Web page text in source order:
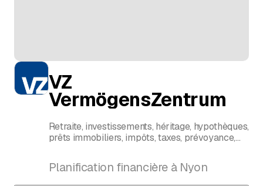
VZ
VermögensZentrum
Retraite, investissements, héritage, hypothèques,
prêts immobiliers, impôts, taxes, prévoyance,
bancaires, entreprises, sociétés
Experts en toutes questions d'argent
Planification financière à Nyon